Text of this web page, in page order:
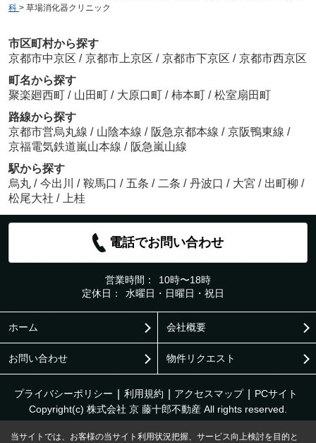
科 > 草場消化器クリニック
市区町村から探す
京都市中京区 / 京都市上京区 / 京都市下京区 / 京都市西京区
町名から探す
聚楽廻西町 / 山田町 / 大原口町 / 柿本町 / 松室扇田町
路線から探す
京都市営烏丸線 / 山陰本線 / 阪急京都本線 / 京阪鴨東線 /
京福電気鉄道嵐山本線 / 阪急嵐山線
駅から探す
烏丸 / 今出川 / 鞍馬口 / 五条 / 二条 / 丹波口 / 大宮 / 出町柳 /
松尾大社 / 上桂
電話でお問い合わせ
営業時間：
10時〜18時
定休日：
水曜日・日曜日・祝日
ホーム 会社概要
お問い合わせ 物件リクエスト
プライバシーポリシー 利用規約 アクセスマップ
PCサイト
Copyright(c) 株式会社 京 藤十郎不動産 All rights reserved.
当サイトでは、お客様の当サイト利用状況把握、サービス向上検討を目的と